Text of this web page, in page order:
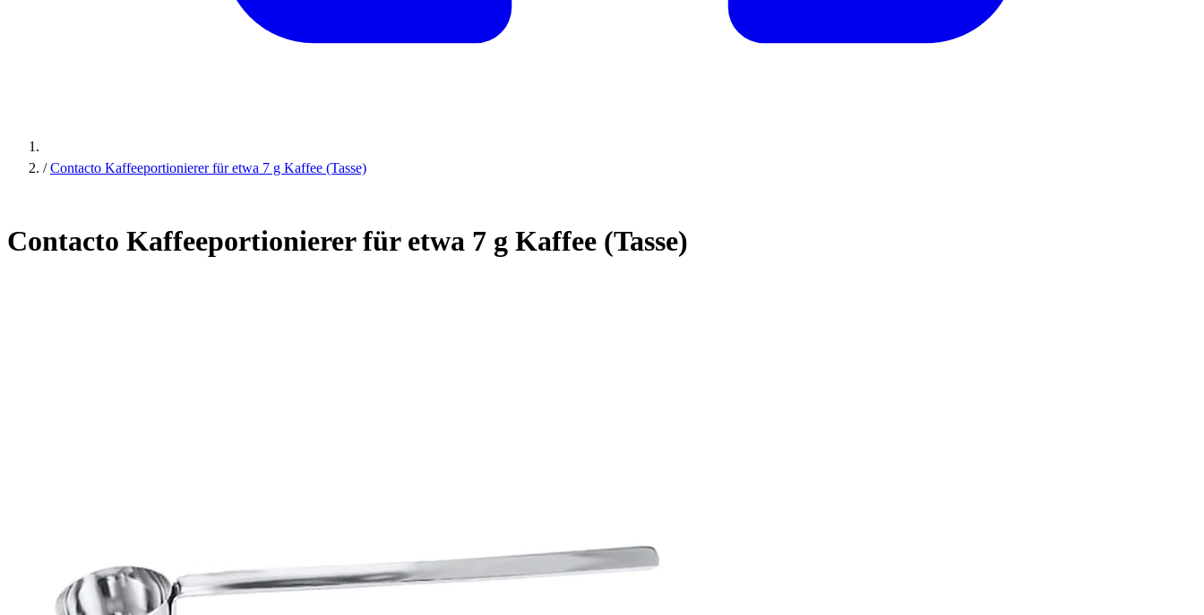
/ Contacto Kaffeeportionierer für etwa 7 g Kaffee (Tasse)
Contacto Kaffeeportionierer für etwa 7 g Kaffee (Tasse)